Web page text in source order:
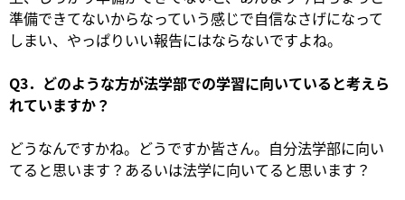
準備できてないからなっていう感じで自信なさげになって
しまい、やっぱりいい報告にはならないですよね。
Q3．どのような方が法学部での学習に向いていると考えら
れていますか？
どうなんですかね。どうですか皆さん。自分法学部に向い
てると思います？あるいは法学に向いてると思います？